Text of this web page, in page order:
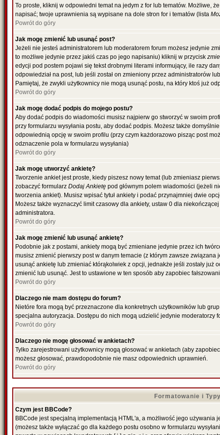
To proste, kliknij w odpowiedni temat na jedym z for lub tematów. Możliwe,
napisać; twoje uprawnienia są wypisane na dole stron for i tematów (lista
Powrót do góry
Jak mogę zmienić lub usunąć post?
Jeżeli nie jesteś administratorem lub moderatorem forum możesz jedynie
to możliwe jedynie przez jakiś czas po jego napisaniu) kliknij w przycisk
edycji pod postem pojawi się tekst drobnymi literami informujący, ile razy
odpowiedział na post, lub jeśli został on zmieniony przez administratorów
Pamiętaj, że zwykli użytkownicy nie mogą usunąć postu, na który ktoś już
Powrót do góry
Jak mogę dodać podpis do mojego postu?
Aby dodać podpis do wiadomości musisz najpierw go stworzyć w swoim
przy formularzu wysyłania postu, aby dodać podpis. Możesz także
odpowiednią opcję w swoim profilu (przy czym każdorazowo pisząc post
odznaczenie pola w formularzu wysyłania)
Powrót do góry
Jak mogę utworzyć ankietę?
Tworzenie ankiet jest proste, kiedy piszesz nowy temat (lub zmieniasz
zobaczyć formularz Dodaj Ankietę pod głównym polem wiadomości (jeżeli
tworzenia ankiet). Musisz wpisać tytuł ankiety i podać przynajmniej dwie
Możesz także wyznaczyć limit czasowy dla ankiety, ustaw 0 dla
administratora.
Powrót do góry
Jak mogę zmienić lub usunąć ankietę?
Podobnie jak z postami, ankiety mogą być zmieniane jedynie przez ich
musisz zmienić pierwszy post w danym temacie (z którym zawsze związana
usunąć ankietę lub zmieniać którąkolwiek z opcji, jednakże jeśli zostały już
zmienić lub usunąć. Jest to ustawione w ten sposób aby zapobiec
Powrót do góry
Dlaczego nie mam dostępu do forum?
Nietóre fora mogą być przeznaczone dla konkretnych użytkowników lub
specjalna autoryzacja. Dostępu do nich mogą udzielić jedynie moderatorzy
Powrót do góry
Dlaczego nie mogę głosować w ankietach?
Tylko zarejestrowani użytkownicy mogą głosować w ankietach (aby
możesz głosować, prawdopodobnie nie masz odpowiednich uprawnień.
Powrót do góry
Formatowanie i
Czym jest BBCode?
BBCode jest specjalną implementacją HTML'a, a możliwość jego
(możesz także wyłączać go dla każdego postu osobno w formularzu